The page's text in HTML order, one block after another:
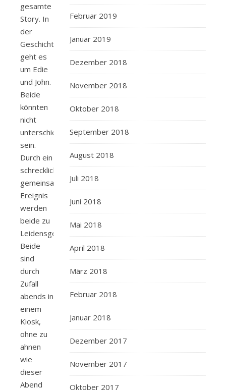
gesamte
Story. In
der
Geschichte
geht es
um Edie
und John.
Beide
könnten
nicht
unterschiedlicher
sein.
Durch ein
schreckliches
gemeinsames
Ereignis
werden
beide zu
Leidensgefährten.
Beide
sind
durch
Zufall
abends in
einem
Kiosk,
ohne zu
ahnen
wie
dieser
Abend
Februar 2019
Januar 2019
Dezember 2018
November 2018
Oktober 2018
September 2018
August 2018
Juli 2018
Juni 2018
Mai 2018
April 2018
März 2018
Februar 2018
Januar 2018
Dezember 2017
November 2017
Oktober 2017